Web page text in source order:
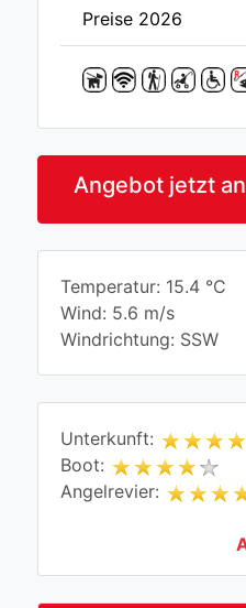
Preise 2026
Angebot jetzt
Temperatur: 15.4 °C
Wind: 5.6 m/s
Windrichtung: SSW
Unterkunft:
Boot:
Angelrevier: